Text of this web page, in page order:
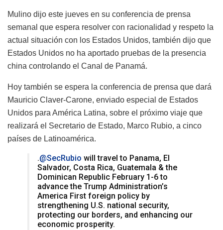
Mulino dijo este jueves en su conferencia de prensa
semanal que espera resolver con racionalidad y respeto la
actual situación con los Estados Unidos, también dijo que
Estados Unidos no ha aportado pruebas de la presencia
china controlando el Canal de Panamá.
Hoy también se espera la conferencia de prensa que dará
Mauricio Claver-Carone, enviado especial de Estados
Unidos para América Latina, sobre el próximo viaje que
realizará el Secretario de Estado, Marco Rubio, a cinco
países de Latinoamérica.
.@SecRubio will travel to Panama, El
Salvador, Costa Rica, Guatemala & the
Dominican Republic February 1-6 to
advance the Trump Administration’s
America First foreign policy by
strengthening U.S. national security,
protecting our borders, and enhancing our
economic prosperity.